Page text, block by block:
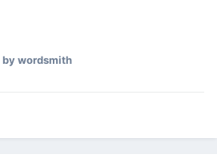
by wordsmith